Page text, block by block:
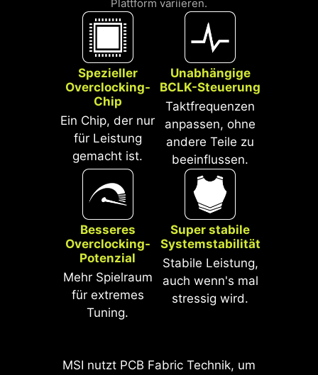
Plattform variieren.
Spezieller
Overclocking-
Chip
Ein Chip, der nur
für Leistung
gemacht ist.
Unabhängige
BCLK-Steuerung
Taktfrequenzen
anpassen, ohne
andere Teile zu
beeinflussen.
Besseres
Overclocking-
Potenzial
Mehr Spielraum
für extremes
Tuning.
Super stabile
Systemstabilität
Stabile Leistung,
auch wenn's mal
stressig wird.
MSI nutzt PCB Fabric Technik, um
*Unterstützt BIOS-Versionen ab AGESA
1.2.0.2b.
ist korrosionsbeständig, reduziert
die statische Elektrizität und das
elektromagnetische
Strahlungsrauschen des Systems
und ist im Vergleich zu klassischen
IO-Shields deutlich langlebiger.
*Das Bild oben ist nur zur
Veranschaulichung. Schau dir die
Spezifikationsseiten an, um mehr Details
zu erfahren.